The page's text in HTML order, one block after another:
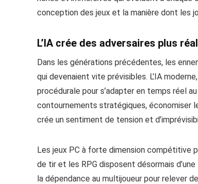
conception des jeux et la manière dont les
L’IA crée des adversaires plus
Dans les générations précédentes, les
qui devenaient vite prévisibles. L’IA
procédurale pour s’adapter en temps réel
contournements stratégiques, économiser
crée un sentiment de tension et
Les jeux PC à forte dimension compétitive
de tir et les RPG disposent désormais
la dépendance au multijoueur pour relever